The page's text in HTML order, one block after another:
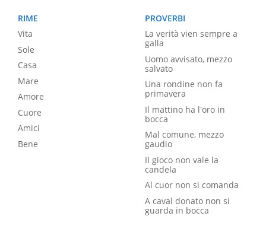
RIME
Vita
Sole
Casa
Mare
Amore
Cuore
Amici
Bene
PROVERBI
La verità vien sempre a
galla
Uomo avvisato, mezzo
salvato
Una rondine non fa
primavera
Il mattino ha l'oro in
bocca
Mal comune, mezzo
gaudio
Il gioco non vale la
candela
Al cuor non si comanda
A caval donato non si
guarda in bocca